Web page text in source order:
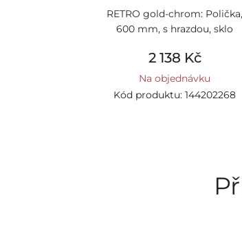
RETRO gold-chrom: Polička,
600 mm, s hrazdou, sklo
2 138 Kč
Na objednávku
Kód produktu: 144202268